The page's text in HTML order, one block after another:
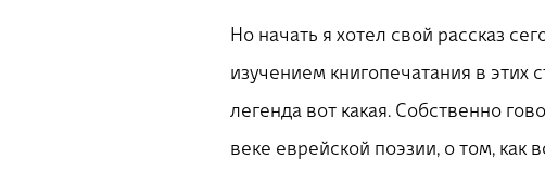
Но начать я хотел свой рассказ
изучением книгопечатания в этих
легенда вот какая. Собственно
веке еврейской поэзии, о том, как